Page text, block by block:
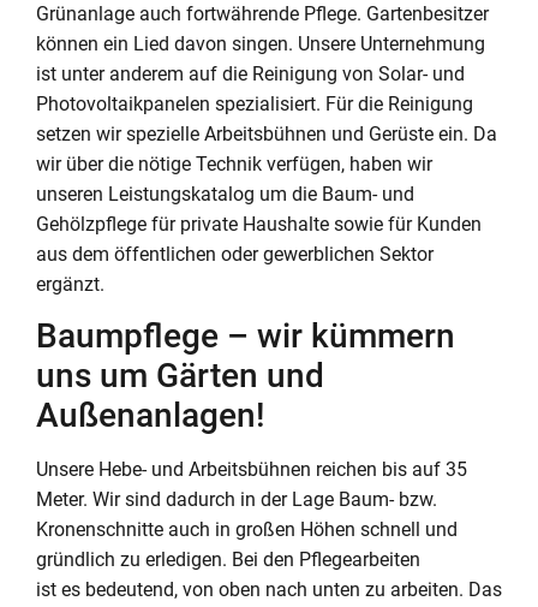
Grünanlage auch fortwährende Pflege. Gartenbesitzer
können ein Lied davon singen. Unsere Unternehmung
ist unter anderem auf die Reinigung von Solar- und
Photovoltaikpanelen spezialisiert. Für die Reinigung
setzen wir spezielle Arbeitsbühnen und Gerüste ein. Da
wir über die nötige Technik verfügen, haben wir
unseren Leistungskatalog um die Baum- und
Gehölzpflege für private Haushalte sowie für Kunden
aus dem öffentlichen oder gewerblichen Sektor
ergänzt.
Baumpflege – wir kümmern
uns um Gärten und
Außenanlagen!
Unsere Hebe- und Arbeitsbühnen reichen bis auf 35
Meter. Wir sind dadurch in der Lage Baum- bzw.
Kronenschnitte auch in großen Höhen schnell und
gründlich zu erledigen. Bei den Pflegearbeiten
ist es bedeutend, von oben nach unten zu arbeiten. Das